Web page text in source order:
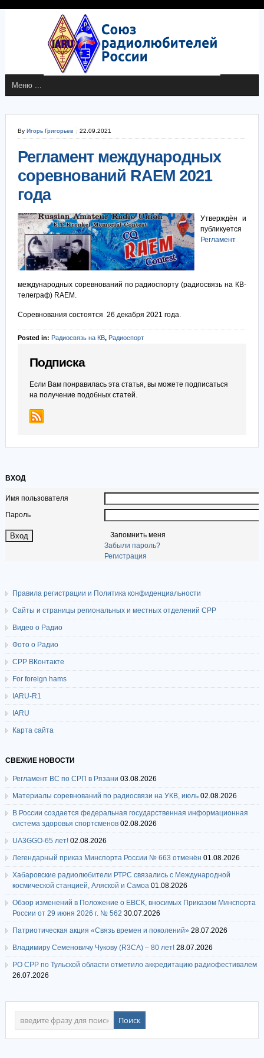
By Игорь Григорьев 22.09.2021
Регламент международных
соревнований RAEM 2021
года
Утверждён и
публикуется
Регламент
международных соревнований по радиоспорту (радиосвязь на КВ-
телеграф) RAEM.
Соревнования состоятся 26 декабря 2021 года.
Posted in: Радиосвязь на КВ, Радиоспорт
Подписка
Если Вам понравилась эта статья, вы можете подписаться
на получение подобных статей.
ВХОД
Имя пользователя
Пароль
Запомнить меня
Забыли пароль?
Регистрация
Правила регистрации и Политика конфиденциальности
Сайты и страницы региональных и местных отделений СРР
Видео о Радио
Фото о Радио
СРР ВКонтакте
For foreign hams
IARU-R1
IARU
Карта сайта
СВЕЖИЕ НОВОСТИ
Регламент ВС по СРП в Рязани 03.08.2026
Материалы соревнований по радиосвязи на УКВ, июль 02.08.2026
В России создается федеральная государственная информационная
система здоровья спортсменов 02.08.2026
UA3GGO-65 лет! 02.08.2026
Легендарный приказ Минспорта России № 663 отменён 01.08.2026
Хабаровские радиолюбители РТРС связались с Международной
космической станцией, Аляской и Самоа 01.08.2026
Обзор изменений в Положение о ЕВСК, вносимых Приказом Минспорта
России от 29 июня 2026 г. № 562 30.07.2026
Патриотическая акция «Связь времен и поколений» 28.07.2026
Владимиру Семеновичу Чукову (R3CA) – 80 лет! 28.07.2026
РО СРР по Тульской области отметило аккредитацию радиофестивалем
26.07.2026